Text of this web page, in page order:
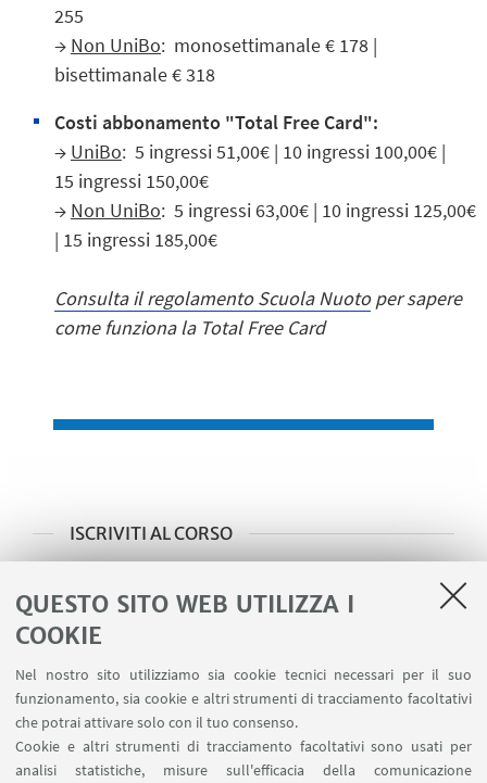
QUESTO SITO WEB UTILIZZA I
COOKIE
Nel nostro sito utilizziamo sia cookie tecnici necessari per il suo
funzionamento, sia cookie e altri strumenti di tracciamento facoltativi
che potrai attivare solo con il tuo consenso.
Cookie e altri strumenti di tracciamento facoltativi sono usati per
analisi statistiche, misure sull'efficacia della comunicazione
255
→ Non UniBo: monosettimanale € 178 |
bisettimanale € 318
Costi abbonamento "Total Free Card":
→ UniBo: 5 ingressi 51,00€ | 10 ingressi 100,00€ |
15 ingressi 150,00€
→ Non UniBo: 5 ingressi 63,00€ | 10 ingressi 125,00€
| 15 ingressi 185,00€
Consulta il regolamento Scuola Nuotoper sapere
come funziona la Total Free Card
ISCRIVITI AL CORSO
Card
➡️Iscriviti presso la Segreteria Nuoto